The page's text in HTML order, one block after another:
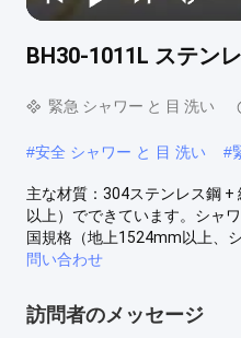
BH30-1011L ステン
緊急 シャワー と 目 洗い
#安全 シャワー と 目 洗い #
主な材質：304ステンレス鋼
以上）でできています。シャ
国規格（地上1524mm以上、
問い合わせ
訪問者のメッセージ